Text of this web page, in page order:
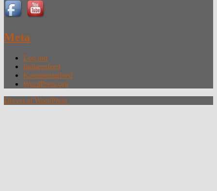
Meta
Log ind
Indlægsfeed
Kommentarfeed
WordPress.org
Drevet af WordPress